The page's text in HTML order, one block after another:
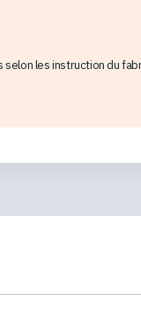
les instruction du